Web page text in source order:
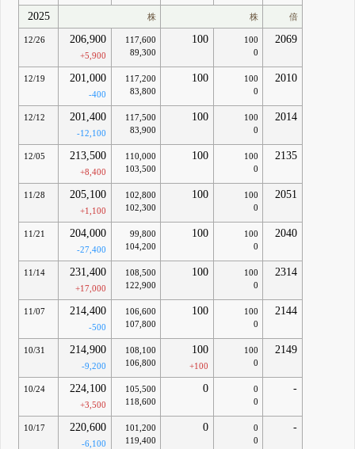
2025 株 株 倍
12/26 206,900
+5,900
117,600
89,300
100
100
0
2069
12/19 201,000
-400
117,200
83,800
100
100
0
2010
12/12 201,400
-12,100
117,500
83,900
100
100
0
2014
12/05 213,500
+8,400
110,000
103,500
100
100
0
2135
11/28 205,100
+1,100
102,800
102,300
100
100
0
2051
11/21 204,000
-27,400
99,800
104,200
100
100
0
2040
11/14 231,400
+17,000
108,500
122,900
100
100
0
2314
11/07 214,400
-500
106,600
107,800
100
100
0
2144
10/31 214,900
-9,200
108,100
106,800
100
+100
100
0
2149
10/24 224,100
+3,500
105,500
118,600
0
0
0
-
10/17 220,600
-6,100
101,200
119,400
0
0
0
-